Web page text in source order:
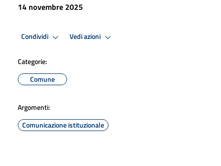
14 novembre 2025
Condividi Vedi azioni
Categorie:
Comune
Argomenti:
Comunicazione istituzionale